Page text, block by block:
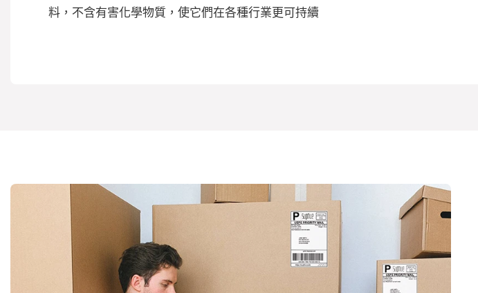
料，不含有害化學物質，使它們在各種行業更可持續